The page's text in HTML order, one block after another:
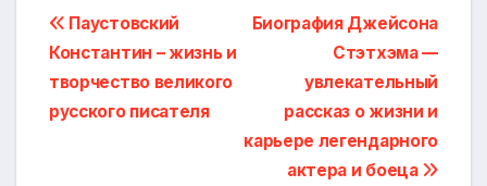
Навигация
по
записям
Биография Джейсона
Стэтхэма —
увлекательный
рассказ о жизни и
карьере легендарного
актера и боеца
Паустовский
Константин – жизнь и
творчество великого
русского писателя